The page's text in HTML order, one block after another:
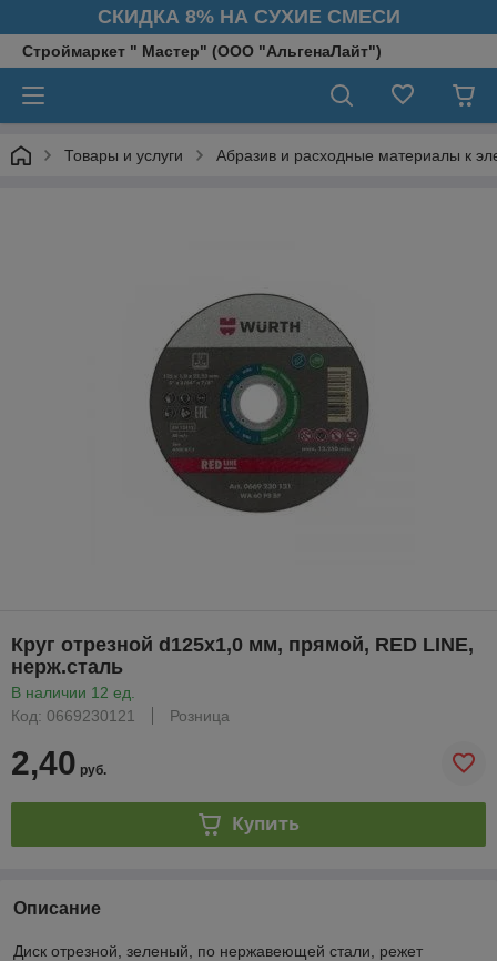
СКИДКА 8% НА СУХИЕ СМЕСИ
Строймаркет " Мастер" (ООО "АльгенаЛайт")
Товары и услуги Абразив и расходные материалы к
Круг отрезной d125х1,0 мм, прямой, RED LINE,
нерж.сталь
В наличии 12 ед.
Код: 0669230121
Розница
2,40 руб.
Купить
Описание
Диск отрезной, зеленый, по нержавеющей стали, режет